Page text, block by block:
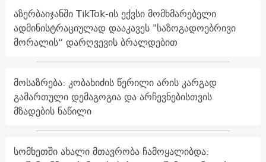
აზერბაიჯანში TikTok-ის ექვსი მომხმარებელი
ადმინისტრაციულად დააკავეს "საზოგადოებრივი
მორალის“ დარღვევის ბრალდებით
მოსაზრება: კობახიძის წერილი არის კარგად
გამართული დემაგოგია და არჩევნებისთვის
მზადების ნაწილი
სომხეთში ახალი მთავრობა ჩამოყალიბდა: